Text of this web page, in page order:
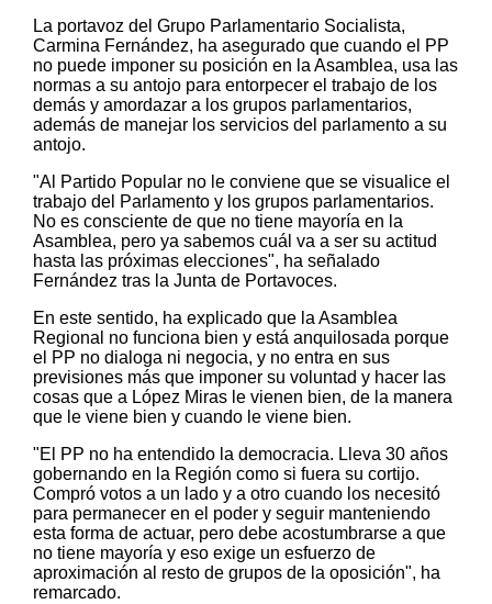
La portavoz del Grupo Parlamentario Socialista,
Carmina Fernández, ha asegurado que cuando el PP
no puede imponer su posición en la Asamblea, usa las
normas a su antojo para entorpecer el trabajo de los
demás y amordazar a los grupos parlamentarios,
además de manejar los servicios del parlamento a su
antojo.
"Al Partido Popular no le conviene que se visualice el
trabajo del Parlamento y los grupos parlamentarios.
No es consciente de que no tiene mayoría en la
Asamblea, pero ya sabemos cuál va a ser su actitud
hasta las próximas elecciones", ha señalado
Fernández tras la Junta de Portavoces.
En este sentido, ha explicado que la Asamblea
Regional no funciona bien y está anquilosada porque
el PP no dialoga ni negocia, y no entra en sus
previsiones más que imponer su voluntad y hacer las
cosas que a López Miras le vienen bien, de la manera
que le viene bien y cuando le viene bien.
"El PP no ha entendido la democracia. Lleva 30 años
gobernando en la Región como si fuera su cortijo.
Compró votos a un lado y a otro cuando los necesitó
para permanecer en el poder y seguir manteniendo
esta forma de actuar, pero debe acostumbrarse a que
no tiene mayoría y eso exige un esfuerzo de
aproximación al resto de grupos de la oposición", ha
remarcado.